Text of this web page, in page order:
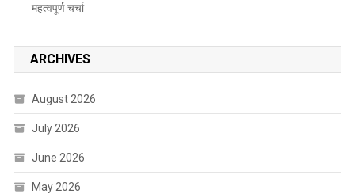
महत्वपूर्ण चर्चा
ARCHIVES
August 2026
July 2026
June 2026
May 2026